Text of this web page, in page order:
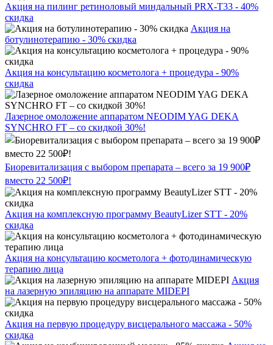
Акция на пилинг ретиноловый миндальный PRX-T33 - 40%
скидка
Акция на
ботулинотерапию - 30% скидка
Акция на консультацию косметолога + процедура - 90%
скидка
Лазерное омоложение аппаратом NEODIM YAG DEKA
SYNCHRO FT – со скидкой 30%!
Биоревитализация с выбором препарата – всего за 19 900₽
вместо 22 500₽!
Акция на комплексную программу BeautyLizer STT - 20%
скидка
Акция на консультацию косметолога + фотодинамическую
терапию лица
Акция
на лазерную эпиляцию на аппарате MIDEPI
Акция на первую процедуру висцерального массажа - 50%
скидка